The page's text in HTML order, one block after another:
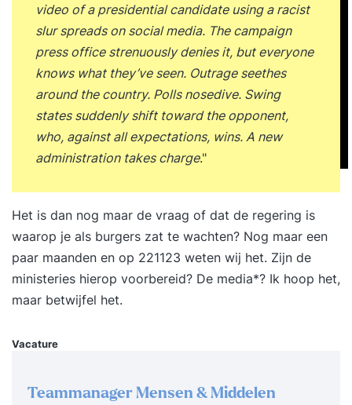
video of a presidential candidate using a racist
slur spreads on social media. The campaign
press office strenuously denies it, but everyone
knows what they’ve seen. Outrage seethes
around the country. Polls nosedive. Swing
states suddenly shift toward the opponent,
who, against all expectations, wins. A new
administration takes charge."
Het is dan nog maar de vraag of dat de regering is
waarop je als burgers zat te wachten? Nog maar een
paar maanden en op 221123 weten wij het. Zijn de
ministeries hierop voorbereid? De media*? Ik hoop het,
maar betwijfel het.
Vacature
Teammanager Mensen & Middelen